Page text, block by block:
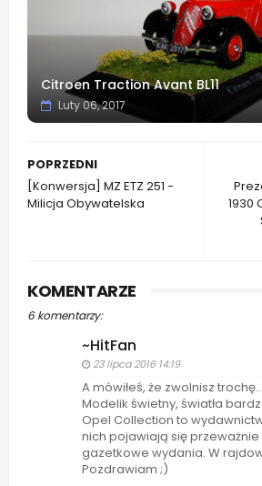
Citroen Traction Avant BL11
Luty 06, 2017
1930
POPRZEDNI
[Konwersja] MZ ETZ 251 -
Milicja Obywatelska
KOMENTARZE
6 komentarzy:
~HitFan
23 lipca 2016 14:19
A mówiłeś, że zwolnisz
Modelik świetny, światła
Opel Collection to
nich pojawiają się
gazetkowe wydania. W
Pozdrawiam ;)